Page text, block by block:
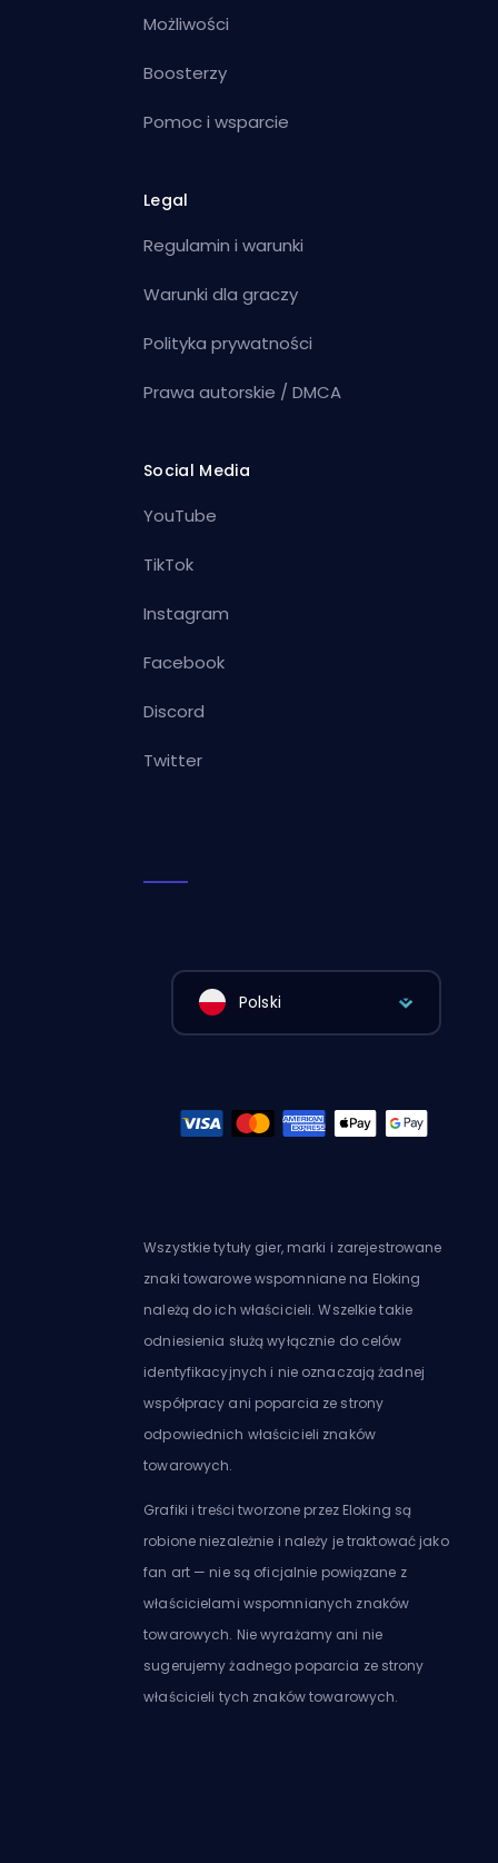
Możliwości
Boosterzy
Pomoc i wsparcie
Legal
Regulamin i warunki
Warunki dla graczy
Polityka prywatności
Prawa autorskie / DMCA
Social Media
YouTube
TikTok
Instagram
Facebook
Discord
Twitter
Polski
Wszystkie tytuły gier, marki i zarejestrowane
znaki towarowe wspomniane na Eloking
należą do ich właścicieli. Wszelkie takie
odniesienia służą wyłącznie do celów
identyfikacyjnych i nie oznaczają żadnej
współpracy ani poparcia ze strony
odpowiednich właścicieli znaków
towarowych.
Grafiki i treści tworzone przez Eloking są
robione niezależnie i należy je traktować jako
fan art — nie są oficjalnie powiązane z
właścicielami wspomnianych znaków
towarowych. Nie wyrażamy ani nie
sugerujemy żadnego poparcia ze strony
właścicieli tych znaków towarowych.